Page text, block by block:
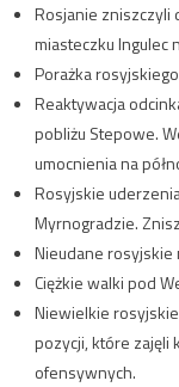
Rosjanie zniszczyli
miasteczku Ingulec
Porażka
Reaktywacja
pobliżu Stepowe.
umocnienia na
Rosyjskie
Myrnogradzie.
Nieudane rosyjskie
Ciężkie walki pod
Niewielkie
pozycji, które zajęli
ofensywnych.